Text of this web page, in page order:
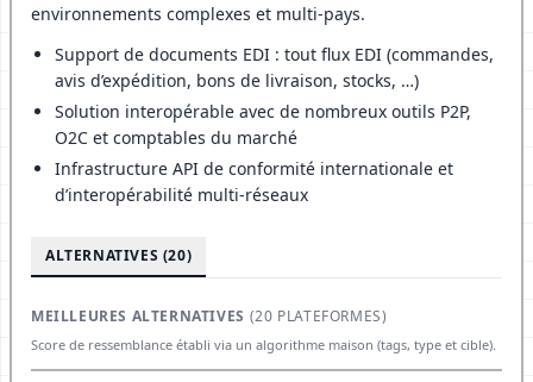
environnements complexes et multi-pays.
Support de documents EDI : tout flux EDI (commandes,
avis d’expédition, bons de livraison, stocks, …)
Solution interopérable avec de nombreux outils P2P,
O2C et comptables du marché
Infrastructure API de conformité internationale et
d’interopérabilité multi-réseaux
ALTERNATIVES (20)
MEILLEURES ALTERNATIVES (20 PLATEFORMES)
Score de ressemblance établi via un algorithme maison (tags, type et cible).